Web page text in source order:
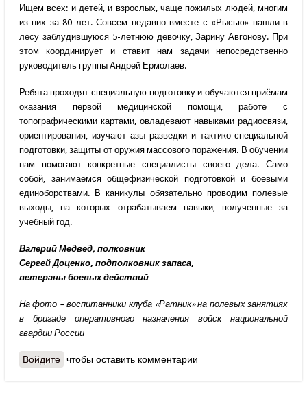
Ищем всех: и детей, и взрослых, чаще пожилых людей, многим
из них за 80 лет. Совсем недавно вместе с «Рысью» нашли в
лесу заблудившуюся 5-летнюю девочку, Зарину Авгонову. При
этом координирует и ставит нам задачи непосредственно
руководитель группы Андрей Ермолаев.
Ребята проходят специальную подготовку и обучаются приёмам
оказания первой медицинской помощи, работе с
топографическими картами, овладевают навыками радиосвязи,
ориентирования, изучают азы разведки и тактико-специальной
подготовки, защиты от оружия массового поражения. В обучении
нам помогают конкретные специалисты своего дела. Само
собой, занимаемся общефизической подготовкой и боевыми
единоборствами. В каникулы обязательно проводим полевые
выходы, на которых отрабатываем навыки, полученные за
учебный год.
Валерий Медвед, полковник
Сергей Доценко, подполковник запаса,
ветераны боевых действий
На фото – воспитанники клуба «Ратник» на полевых занятиях
в бригаде оперативного назначения войск национальной
гвардии России
Войдите чтобы оставить комментарии